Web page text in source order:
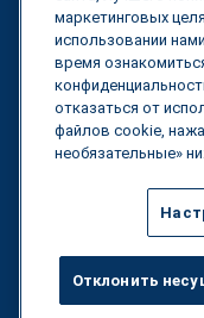
Свяжитесь с нами
Все права
маркетинговых
использовании
время
отказаться от
файлов cookie,
необязательные»
Отклонить